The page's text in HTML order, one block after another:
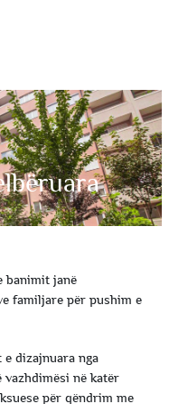
banimit janë
familjare për pushim e
dizajnuara nga
në katër
për qëndrim me